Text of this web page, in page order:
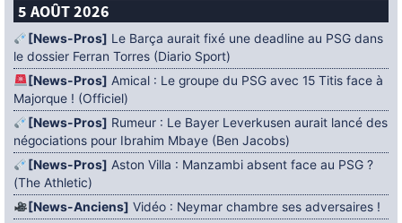
5 AOÛT 2026
[News-Pros] Le Barça aurait fixé une deadline au PSG dans
le dossier Ferran Torres (Diario Sport)
[News-Pros] Amical : Le groupe du PSG avec 15 Titis face à
Majorque ! (Officiel)
[News-Pros] Rumeur : Le Bayer Leverkusen aurait lancé des
négociations pour Ibrahim Mbaye (Ben Jacobs)
[News-Pros] Aston Villa : Manzambi absent face au PSG ?
(The Athletic)
[News-Anciens] Vidéo : Neymar chambre ses adversaires !